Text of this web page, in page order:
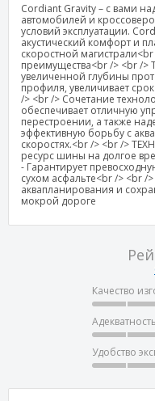
Cordiant Gravity – с вами
автомобилей и
условий эксплуатации.
акустический комфорт и
скоростной
преимущества<br /> <br />
увеличенной глубины
профиля, увеличивает
/> <br /> Сочетание
обеспечивает отличную
перестроении, а также
эффективную борьбу с
скоростях.<br /> <br />
ресурс шины на долгое
- Гарантирует
сухом асфальте<br /> <br
аквапланирования и
мокрой дороге
Качество
Удобство